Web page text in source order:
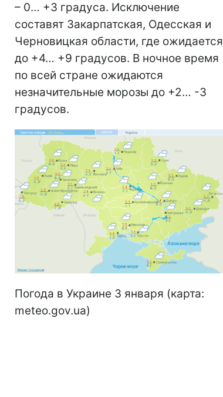
– 0… +3 градуса. Исключение
составят Закарпатская, Одесская и
Черновицкая области, где ожидается
до +4… +9 градусов. В ночное время
по всей стране ожидаются
незначительные морозы до +2… -3
градусов.
Погода в Украине 3 января (карта:
meteo.gov.ua)